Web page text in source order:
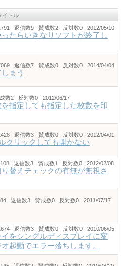
イトル
返信数9 賛成数2 反対数0 2012/05/10
たらいきなりソフトが終了し
返信数7 賛成数0 反対数0 2014/04/04
まう
数2 反対数0 2012/06/17
を指定しても指定した枚数を印
返信数3 賛成数0 反対数0 2012/04/01
クリックしても開かない
返信数3 賛成数1 反対数0 2012/02/08
替えチェックの有無が無視さ
返信数3 賛成数0 反対数0 2011/07/17
返信数3 賛成数0 反対数0 2010/06/05
をシングルディスプレイに変
起動でエラー落ちします。